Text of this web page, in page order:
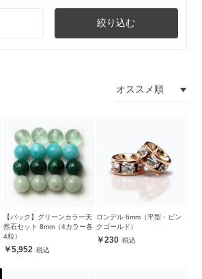
絞り込む
【パック】グリーンカラー天
然石セット 8mm（4カラー各
4粒）
5,952
ロンデル 6mm（平型・ピン
クゴールド）
230